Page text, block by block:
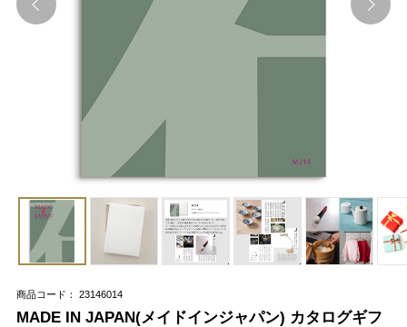
商品コード： 23146014
MADE IN JAPAN(メイドインジャパン) カタログギフ